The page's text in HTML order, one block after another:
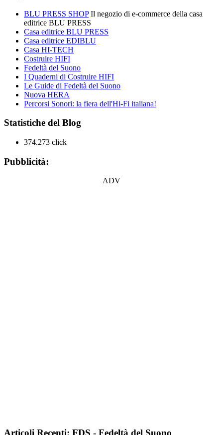
BLU PRESS SHOPIl negozio di e-commerce della casa
editrice BLU PRESS
Casa editrice BLU PRESS
Casa editrice EDIBLU
Casa HI-TECH
Costruire HIFI
Fedeltà del Suono
I Quaderni di Costruire HIFI
Le Guide di Fedeltà del Suono
Nuova HERA
Percorsi Sonori: la fiera dell'Hi-Fi italiana!
Statistiche del Blog
374.273 click
Pubblicità:
ADV
Articoli Recenti: FDS - Fedeltà del Suono